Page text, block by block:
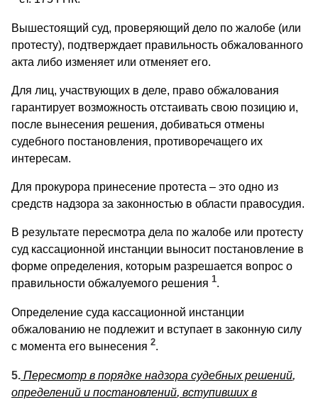
Вышестоящий суд, проверяющий дело по жалобе (или
протесту), подтверждает правильность обжалованного
акта либо изменяет или отменяет его.
Для лиц, участвующих в деле, право обжалования
гарантирует возможность отстаивать свою позицию и,
после вынесения решения, добиваться отмены
судебного постановления, противоречащего их
интересам.
Для прокурора принесение протеста – это одно из
средств надзора за законностью в области правосудия.
В результате пересмотра дела по жалобе или протесту
суд кассационной инстанции выносит постановление в
форме определения, которым разрешается вопрос о
правильности обжалуемого решения 1.
Определение суда кассационной инстанции
обжалованию не подлежит и вступает в законную силу
с момента его вынесения 2.
5. Пересмотр в порядке надзора судебных решений,
определений и постановлений, вступивших в